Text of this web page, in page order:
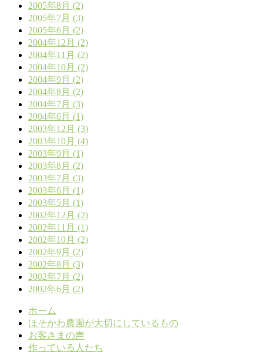
2005年8月 (2)
2005年7月 (3)
2005年6月 (2)
2004年12月 (2)
2004年11月 (2)
2004年10月 (2)
2004年9月 (2)
2004年8月 (2)
2004年7月 (3)
2004年6月 (1)
2003年12月 (3)
2003年10月 (4)
2003年9月 (1)
2003年8月 (2)
2003年7月 (3)
2003年6月 (1)
2003年5月 (1)
2002年12月 (2)
2002年11月 (1)
2002年10月 (2)
2002年9月 (2)
2002年8月 (3)
2002年7月 (2)
2002年6月 (2)
ホーム
ほそかわ農園が大切にしているもの
お客さまの声
作っている人たち